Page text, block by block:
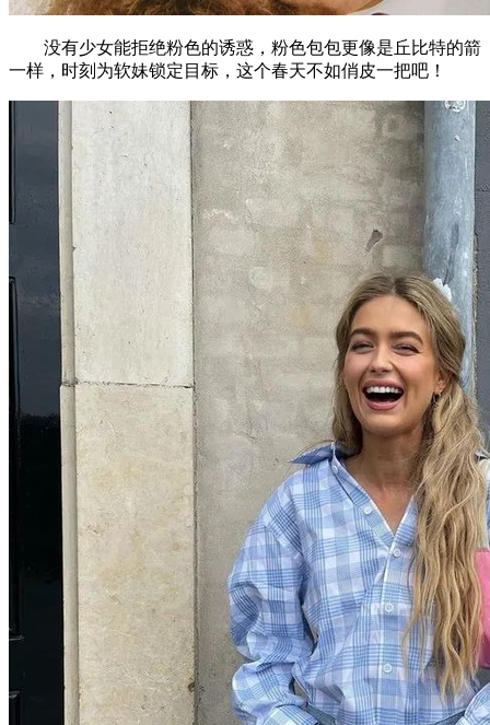
没有少女能拒绝粉色的诱惑，粉色包包更像是丘比特的箭
一样，时刻为软妹锁定目标，这个春天不如俏皮一把吧！